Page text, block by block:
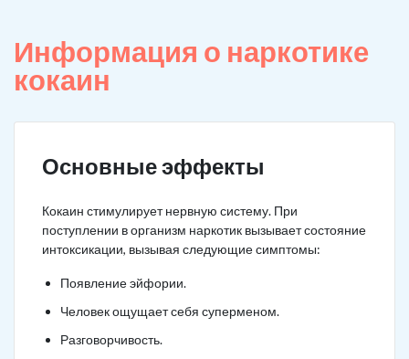
Информация о наркотике
кокаин
Основные эффекты
Кокаин стимулирует нервную систему. При
поступлении в организм наркотик вызывает состояние
интоксикации, вызывая следующие симптомы:
Появление эйфории.
Человек ощущает себя суперменом.
Разговорчивость.